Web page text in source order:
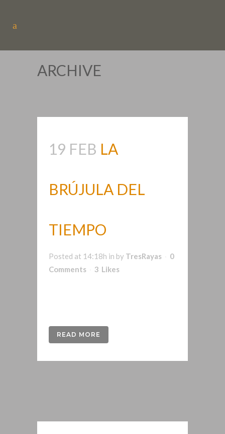
ARCHIVE
19 FEB LA
BRÚJULA DEL
TIEMPO
Posted at 14:18h in by TresRayas
0
Comments
3 Likes
READ MORE